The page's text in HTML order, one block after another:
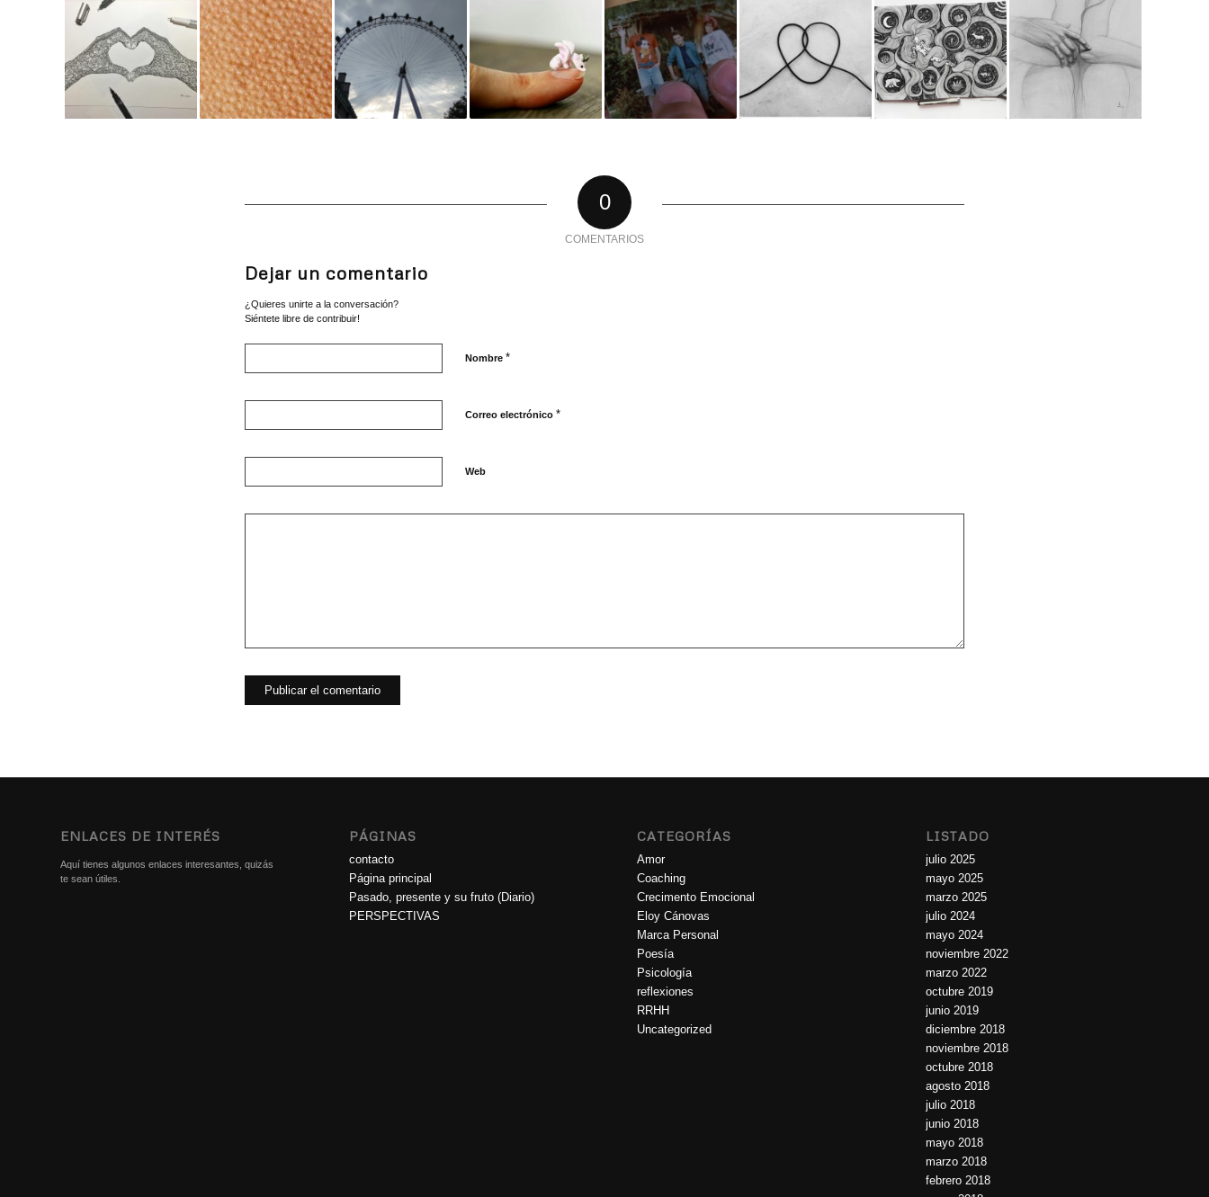
0
COMENTARIOS
Dejar un comentario
¿Quieres unirte a la conversación?
Siéntete libre de contribuir!
Nombre *
Correo electrónico *
Web
ENLACES DE INTERÉS
Aquí tienes algunos enlaces interesantes, quizás
te sean útiles.
PÁGINAS
contacto
Página principal
Pasado, presente y su fruto (Diario)
PERSPECTIVAS
CATEGORÍAS
Amor
Coaching
Crecimento Emocional
Eloy Cánovas
Marca Personal
Poesía
Psicología
reflexiones
RRHH
Uncategorized
LISTADO
julio 2025
mayo 2025
marzo 2025
julio 2024
mayo 2024
noviembre 2022
marzo 2022
octubre 2019
junio 2019
diciembre 2018
noviembre 2018
octubre 2018
agosto 2018
julio 2018
junio 2018
mayo 2018
marzo 2018
febrero 2018